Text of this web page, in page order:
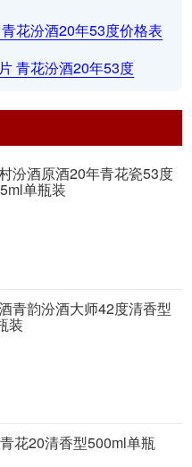
花汾酒20年53度价格表
青花汾酒20年53度
汾酒原酒20年青花瓷53度
单瓶装
青韵汾酒大师42度清香型
装
花20清香型500ml单瓶